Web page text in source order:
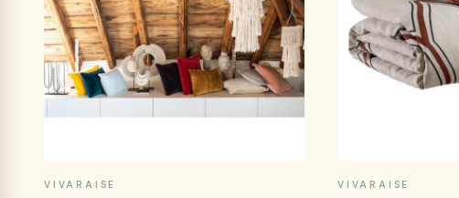
VIVARAISE VIVARAISE